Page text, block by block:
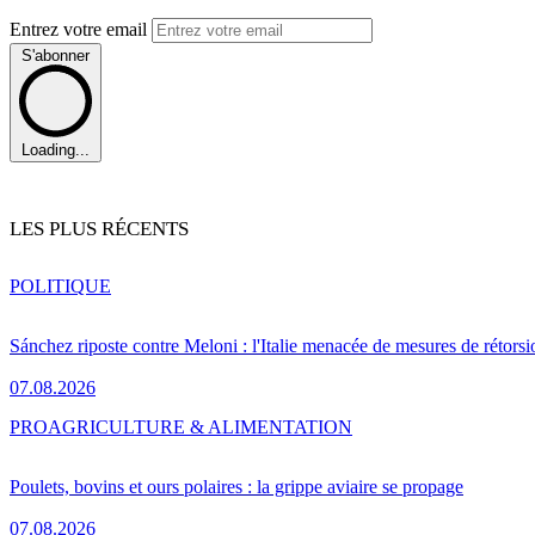
Entrez votre email
S'abonner
Loading...
LES PLUS RÉCENTS
Sánchez riposte contre Meloni : l'Italie menacée de mesures de
07.08.2026
POLITIQUE
Poulets, bovins et ours polaires : la grippe aviaire se propage
07.08.2026
PROAGRICULTURE & ALIMENTATION